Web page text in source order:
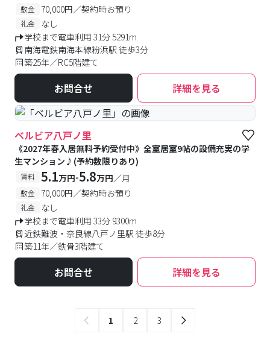
敷金 70,000円／契約時お預り
礼金
なし
学校まで電車利用 31分 5291m
南海電鉄南海本線粉浜駅 徒歩3分
築25年／RC5階建て
お問合せ 詳細を見る
ベルビア八戸ノ里
《2027年春入居無料予約受付中》全室居室9帖の設備充実の学
生マンション♪(予約数限りあり)
賃料 5.1万円-5.8万円／月
敷金 70,000円／契約時お預り
礼金
なし
学校まで電車利用 33分 9300m
近鉄難波・奈良線八戸ノ里駅 徒歩8分
築11年／鉄骨3階建て
お問合せ 詳細を見る
1 2 3